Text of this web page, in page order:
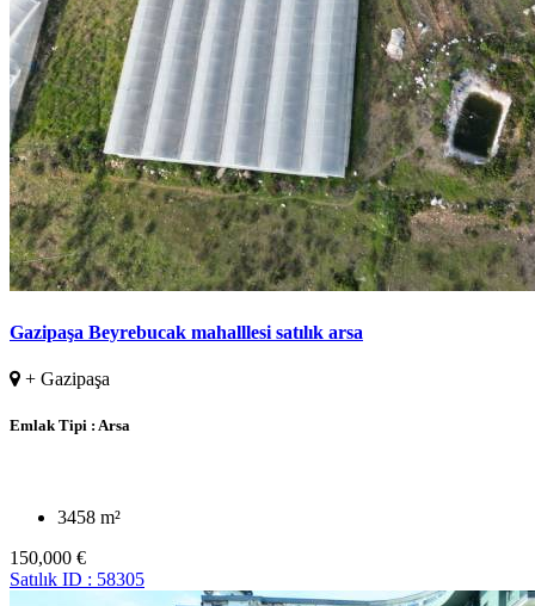
Gazipaşa Beyrebucak mahalllesi satılık arsa
+ Gazipaşa
Emlak Tipi : Arsa
3458 m²
150,000 €
Satılık ID : 58305